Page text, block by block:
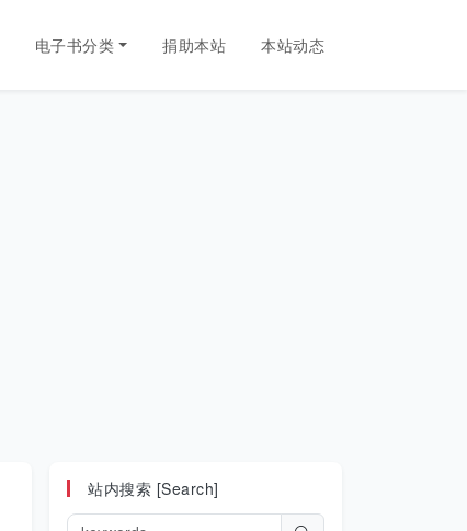
电子书分类 捐助本站 本站动态
站内搜索 [Search]